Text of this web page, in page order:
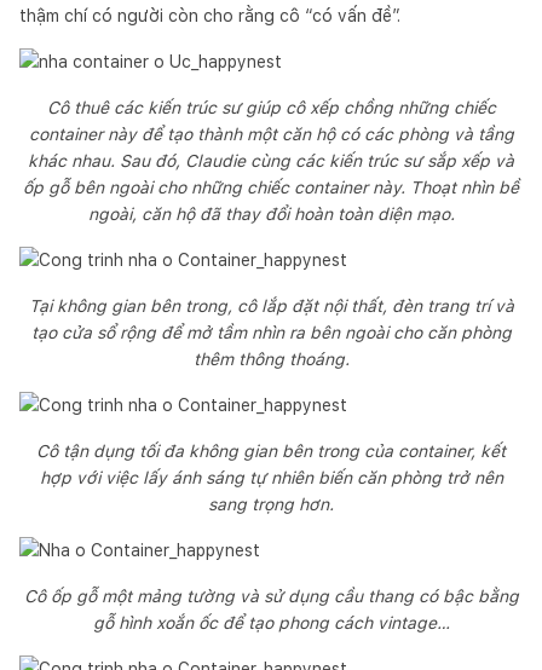
thậm chí có người còn cho rằng cô “có vấn đề”.
Cô thuê các kiến trúc sư giúp cô xếp chồng những chiếc
container này để tạo thành một căn hộ có các phòng và tầng
khác nhau. Sau đó, Claudie cùng các kiến trúc sư sắp xếp và
ốp gỗ bên ngoài cho những chiếc container này. Thoạt nhìn bề
ngoài, căn hộ đã thay đổi hoàn toàn diện mạo.
Tại không gian bên trong, cô lắp đặt nội thất, đèn trang trí và
tạo cửa sổ rộng để mở tầm nhìn ra bên ngoài cho căn phòng
thêm thông thoáng.
Cô tận dụng tối đa không gian bên trong của container, kết
hợp với việc lấy ánh sáng tự nhiên biến căn phòng trở nên
sang trọng hơn.
Cô ốp gỗ một mảng tường và sử dụng cầu thang có bậc bằng
gỗ hình xoắn ốc để tạo phong cách vintage…